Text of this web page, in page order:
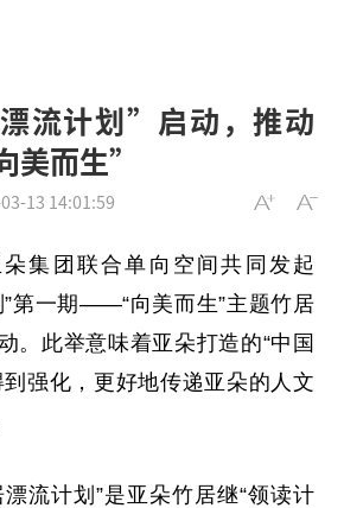
流计划”启动，推动
美而生”
13 14:01:59
朵集团联合单向空间共同发起
”第一期——“向美而生”主题竹居
。此举意味着亚朵打造的“中国
强化，更好地传递亚朵的人文
流计划”是亚朵竹居继“领读计